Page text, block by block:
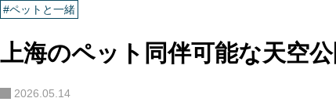
上海発 ペットと中国国内移動
杭州から日本にペッ
手続き | トランジッ
#ペットと一緒
上海のペット同伴可能な天空
2026.05.14